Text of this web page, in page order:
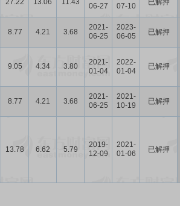
27.22 13.06 11.43
06-27
07-10
已解押
8.77 4.21 3.68
2021-
06-25
2023-
06-05
已解押
9.05 4.34 3.80
2021-
01-04
2022-
01-04
已解押
8.77 4.21 3.68
2021-
06-25
2021-
10-19
已解押
13.78 6.62 5.79
2019-
12-09
2021-
01-06
已解押